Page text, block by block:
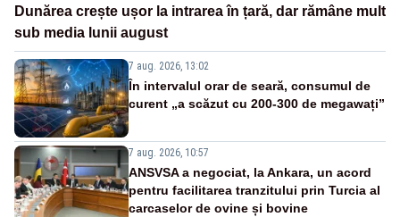
Dunărea crește ușor la intrarea în țară, dar rămâne mult
sub media lunii august
7 aug. 2026, 13:02
În intervalul orar de seară, consumul de
curent „a scăzut cu 200-300 de megawați”
7 aug. 2026, 10:57
ANSVSA a negociat, la Ankara, un acord
pentru facilitarea tranzitului prin Turcia al
carcaselor de ovine și bovine